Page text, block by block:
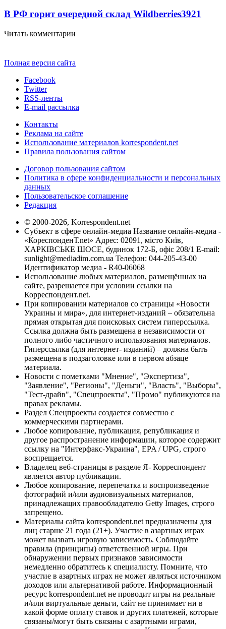
В РФ горит очередной склад Wildberries3921
Читать комментарии
Полная версия сайта
Facebook
Twitter
RSS-ленты
E-mail рассылка
Контакты
Реклама на сайте
Использование материалов korrespondent.net
Правила пользования сайтом
Договор пользования сайтом
Политика в сфере конфиденциальности и персональных
данных
Пользовательское соглашение
Редакция
© 2000-2026, Korrespondent.net
Субъект в сфере онлайн-медиа Название онлайн-медиа -
«КореспонденТ.net» Адрес: 02091, місто Київ,
ХАРКІВСЬКЕ ШОСЕ, будинок 172-Б, офіс 208/1 E-mail:
sunlight@mediadim.com.ua Телефон: 044-205-43-00
Идентификатор медиа - R40-06068
Использование любых материалов, размещённых на
сайте, разрешается при условии ссылки на
Корреспондент.net.
При копировании материалов со страницы «Новости
Украины и мира», для интернет-изданий – обязательна
прямая открытая для поисковых систем гиперссылка.
Ссылка должна быть размещена в независимости от
полного либо частичного использования материалов.
Гиперссылка (для интернет- изданий) – должна быть
размещена в подзаголовке или в первом абзаце
материала.
Новости с пометками "Мнение", "Экспертиза",
"Заявление", "Регионы", "Деньги", "Власть", "Выборы",
"Тест-драйв", "Спецпроекты", "Промо" публикуются на
правах рекламы.
Раздел Спецпроекты создается совместно с
коммерческими партнерами.
Любое копирование, публикация, републикация и
другое распространение информации, которое содержит
ссылку на "Интерфакс-Украина", EPA / UPG, строго
воспрещается.
Владелец веб-страницы в разделе Я- Корреспондент
является автор публикации.
Любое копирование, перепечатка и воспроизведение
фотографий и/или аудиовизуальных материалов,
принадлежащих правообладателю Getty Images, строго
запрещено.
Материалы сайта korrespondent.net предназначены для
лиц старше 21 года (21+). Участие в азартных играх
может вызвать игровую зависимость. Соблюдайте
правила (принципы) ответственной игры. При
обнаружении первых признаков зависимости
немедленно обратитесь к специалисту. Помните, что
участие в азартных играх не может являться источником
доходов или альтернативой работе. Информационный
ресурс korrespondent.net не проводит игры на реальные
и/или виртуальные деньги, сайт не принимает ни в
какой форме оплату ставок и других платежей, которые
связаны/могут быть связаны с азартными играми,